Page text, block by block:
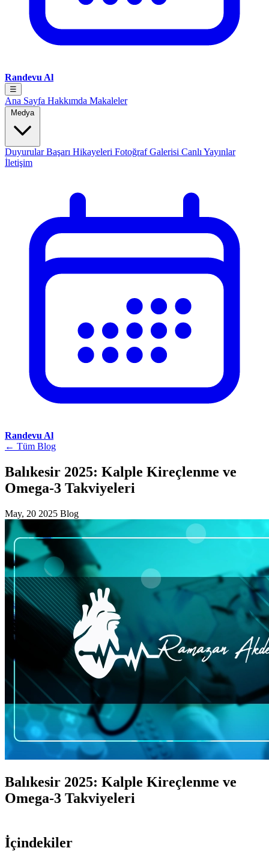
Randevu Al
☰
Ana Sayfa Hakkımda Makaleler
Medya
DuyurularBaşarı Hikayeleri Fotoğraf Galerisi Canlı Yayınlar
İletişim
Randevu Al
← Tüm Blog
Balıkesir 2025: Kalple Kireçlenme ve
Omega-3 Takviyeleri
May, 20 2025 Blog
Balıkesir 2025: Kalple Kireçlenme ve
Omega-3 Takviyeleri
İçindekiler